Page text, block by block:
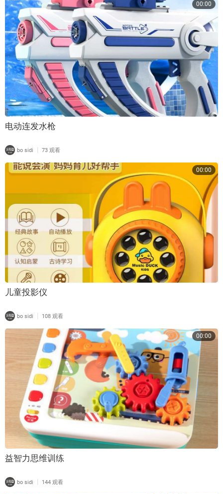
00:00
电动连发水枪
bo sidi | 73 观看
00:00
儿童投影仪
bo sidi | 108 观看
00:00
益智力思维训练
bo sidi | 144 观看